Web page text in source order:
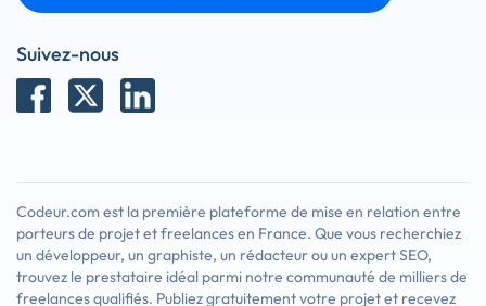
Suivez-nous
Codeur.com est la première plateforme de mise en relation entre
porteurs de projet et freelances en France. Que vous recherchiez
un développeur, un graphiste, un rédacteur ou un expert SEO,
trouvez le prestataire idéal parmi notre communauté de milliers de
freelances qualifiés. Publiez gratuitement votre projet et recevez